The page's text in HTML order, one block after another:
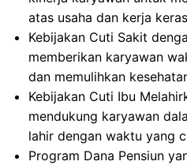
atas usaha dan kerja
Kebijakan Cuti Sakit
memberikan karyawan
dan memulihkan
Kebijakan Cuti Ibu
mendukung karyawan
lahir dengan waktu yang
Program Dana Pensiun